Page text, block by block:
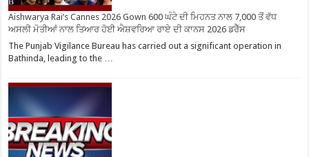
Aishwarya Rai’s Cannes 2026 Gown 600 ਘੰਟੇ ਦੀ ਮਿਹਨਤ ਨਾਲ 7,000 ਤੋਂ ਵੱਧ
ਅਸਲੀ ਮੋਤੀਆਂ ਨਾਲ ਤਿਆਰ ਹੋਈ ਐਸ਼ਵਰਿਆ ਰਾਏ ਦੀ ਕਾਨਸ 2026 ਡਰੈੱਸ
The Punjab Vigilance Bureau has carried out a significant operation in
Bathinda, leading to the …